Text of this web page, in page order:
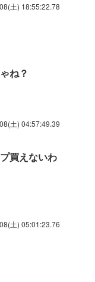
土) 18:55:22.78
ね？
土) 04:57:49.39
買えないわ
土) 05:01:23.76